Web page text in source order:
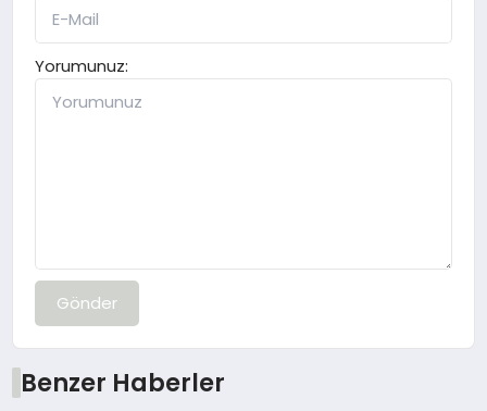
Yorumunuz:
Gönder
Benzer Haberler